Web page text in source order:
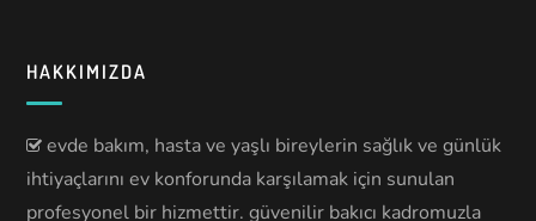
HAKKIMIZDA
evde bakım, hasta ve yaşlı bireylerin sağlık ve günlük
ihtiyaçlarını ev konforunda karşılamak için sunulan
profesyonel bir hizmettir. güvenilir bakıcı kadromuzla